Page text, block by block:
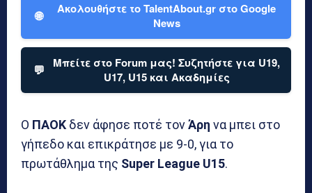
🌐
Ακολουθήστε το TalentAbout.gr στο Google
News
💬
Μπείτε στο Forum μας! Συζητήστε για U19,
U17, U15 και Ακαδημίες
Ο ΠΑΟΚ δεν άφησε ποτέ τονΆρη να μπει στο
γήπεδο και επικράτησε με 9-0, για το
πρωτάθλημα της Super League U15.